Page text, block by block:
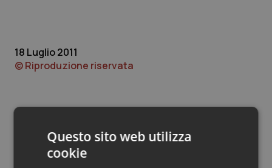
Quotidiano Chirurgia
Rene & patologie urogenitali
18 Luglio 2011
© Riproduzione riservata
Questo sito web utilizza
cookie